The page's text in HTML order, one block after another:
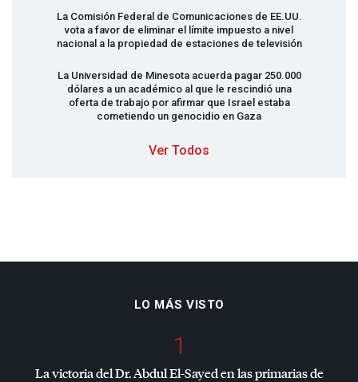
La Comisión Federal de Comunicaciones de EE.UU.
vota a favor de eliminar el límite impuesto a nivel
nacional a la propiedad de estaciones de televisión
La Universidad de Minesota acuerda pagar 250.000
dólares a un académico al que le rescindió una
oferta de trabajo por afirmar que Israel estaba
cometiendo un genocidio en Gaza
Ver Todos
LO MÁS VISTO
1
La victoria del Dr. Abdul El-Sayed en las primarias de